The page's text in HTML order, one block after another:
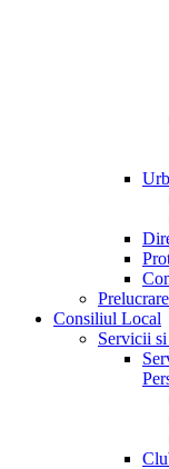
Consiliul Local
Servicii